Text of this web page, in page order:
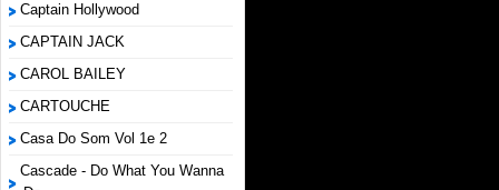
Captain Hollywood
CAPTAIN JACK
CAROL BAILEY
CARTOUCHE
Casa Do Som Vol 1e 2
Cascade - Do What You Wanna